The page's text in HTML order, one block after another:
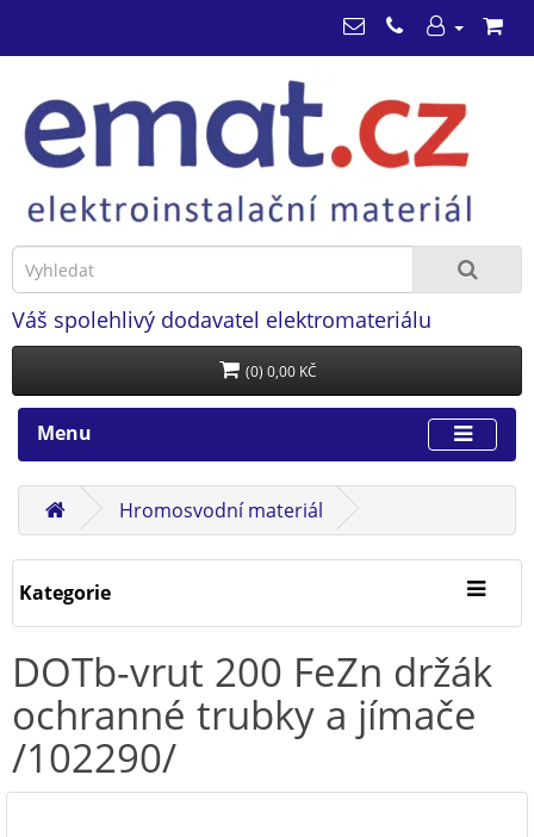
Váš spolehlivý dodavatel elektromateriálu
(0) 0,00 KČ
Menu
Hromosvodní materiál
Kategorie
DOTb-vrut 200 FeZn držák
ochranné trubky a jímače
/102290/